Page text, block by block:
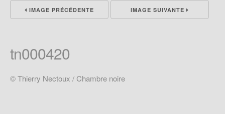
IMAGE PRÉCÉDENTE IMAGE SUIVANTE
tn000420
© Thierry Nectoux / Chambre noire